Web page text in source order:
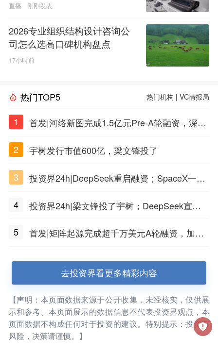
直播 刚刚发表
2026专业组织结构设计咨询公
司怎么选高口碑机构盘点
17小时前
热门TOP5 热门机构 |VC情报局
1
首发|河络新图完成1.5亿元Pre-A轮融资，深耕i
2
宇树发行市值600亿，梁文锋投了
3
投资界24h|DeepSeek重启融资；SpaceX一夜
4
投资界24h|梁文锋投了宇树；DeepSeek宣布
5
首发|矩阵起源完成超千万美元A轮融资，加速
去投资界看更多精彩内容
【声明：本页面数据来源于公开收集，未经核实，仅供展
示和参考。本页面展示的数据信息不代表投资界观点，本
页面数据不构成任何对于投资的建议。特别提示：投资有
风险，决策请谨慎。】